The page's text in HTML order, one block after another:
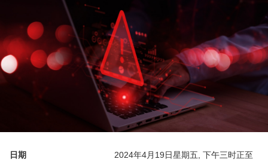
日期
2024年4月19日星期五, 下午三时正至